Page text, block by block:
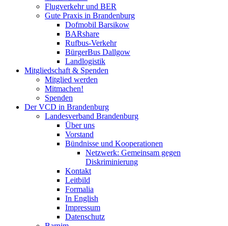
Flugverkehr und BER
Gute Praxis in Brandenburg
Dofmobil Barsikow
BARshare
Rufbus-Verkehr
BürgerBus Dallgow
Landlogistik
Mitgliedschaft & Spenden
Mitglied werden
Mitmachen!
Spenden
Der VCD in Brandenburg
Landesverband Brandenburg
Über uns
Vorstand
Bündnisse und Kooperationen
Netzwerk: Gemeinsam gegen
Diskriminierung
Kontakt
Leitbild
Formalia
In English
Impressum
Datenschutz